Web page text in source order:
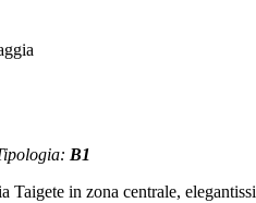
B1
Taigete in zona centrale,